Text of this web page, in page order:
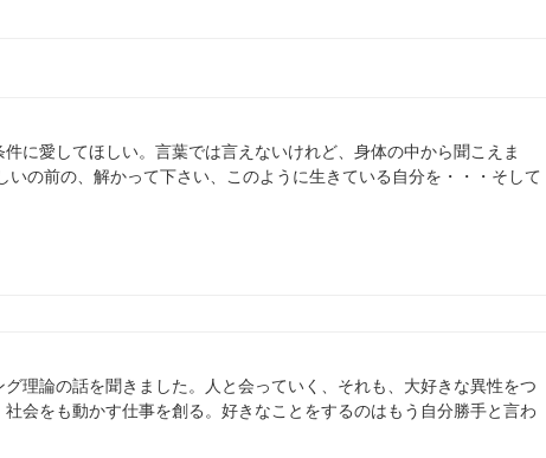
に愛してほしい。言葉では言えないけれど、身体の中から聞こえま
いの前の、解かって下さい、このように生きている自分を・・・そして
理論の話を聞きました。人と会っていく、それも、大好きな異性をつ
会をも動かす仕事を創る。好きなことをするのはもう自分勝手と言わ